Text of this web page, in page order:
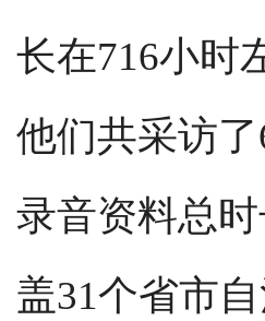
长在716小时
他们共采访
录音资料总
盖31个省市